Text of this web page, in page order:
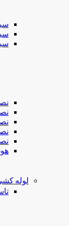
لوله